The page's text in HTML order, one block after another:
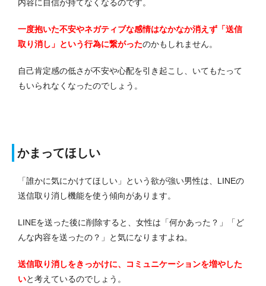
内容に自信が持てなくなるのです。
一度抱いた不安やネガティブな感情はなかなか消えず「送信
取り消し」という行為に繋がったのかもしれません。
自己肯定感の低さが不安や心配を引き起こし、いてもたって
もいられなくなったのでしょう。
かまってほしい
「誰かに気にかけてほしい」という欲が強い男性は、LINEの
送信取り消し機能を使う傾向があります。
LINEを送った後に削除すると、女性は「何かあった？」「ど
んな内容を送ったの？」と気になりますよね。
送信取り消しをきっかけに、コミュニケーションを増やした
いと考えているのでしょう。